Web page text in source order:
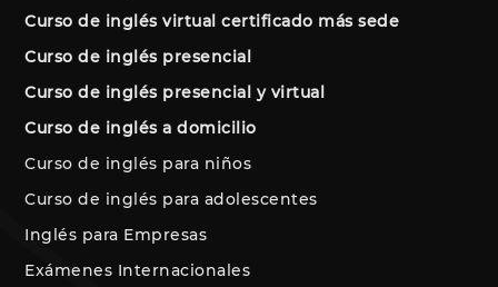
Curso de inglés virtual certificado más sede
Curso de inglés presencial
Curso de inglés presencial y virtual
Curso de inglés a domicilio
Curso de inglés para niños
Curso de inglés para adolescentes
Inglés para Empresas
Exámenes Internacionales